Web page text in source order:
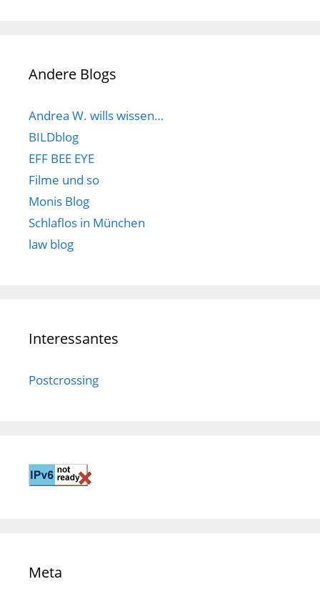
Andere Blogs
Andrea W. wills wissen…
BILDblog
EFF BEE EYE
Filme und so
Monis Blog
Schlaflos in München
law blog
Interessantes
Postcrossing
Meta